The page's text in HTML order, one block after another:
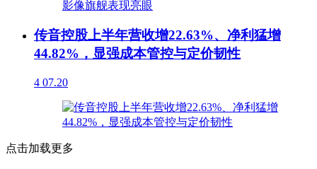
传音控股上半年营收增22.63%、净利猛增
44.82%，显强成本管控与定价韧性
4 07.20
点击加载更多